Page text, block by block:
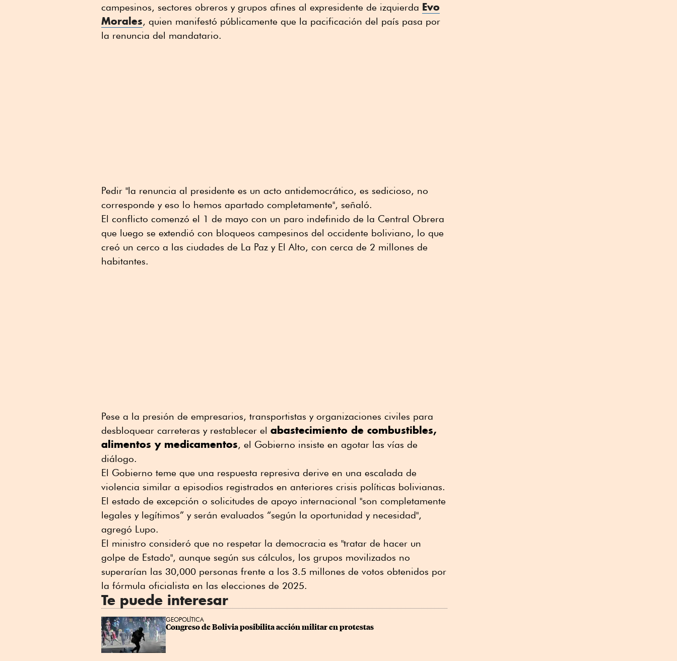
campesinos, sectores obreros y grupos afines al expresidente de izquierda Evo
Morales, quien manifestó públicamente que la pacificación del país pasa por
la renuncia del mandatario.
Pedir "la renuncia al presidente es un acto antidemocrático, es sedicioso, no
corresponde y eso lo hemos apartado completamente", señaló.
El conflicto comenzó el 1 de mayo con un paro indefinido de la Central Obrera
que luego se extendió con bloqueos campesinos del occidente boliviano, lo que
creó un cerco a las ciudades de La Paz y El Alto, con cerca de 2 millones de
habitantes.
Pese a la presión de empresarios, transportistas y organizaciones civiles para
desbloquear carreteras y restablecer el abastecimiento de combustibles,
alimentos y medicamentos, el Gobierno insiste en agotar las vías de
diálogo.
El Gobierno teme que una respuesta represiva derive en una escalada de
violencia similar a episodios registrados en anteriores crisis políticas bolivianas.
El estado de excepción o solicitudes de apoyo internacional "son completamente
legales y legítimos” y serán evaluados “según la oportunidad y necesidad",
agregó Lupo.
El ministro consideró ⁠que no respetar la democracia es "tratar de hacer un
⁠golpe de Estado", aunque según sus cálculos, los ⁠grupos movilizados no
superarían las 30,000 personas frente a los 3.5 millones de votos obtenidos por
la fórmula oficialista en ⁠las elecciones de 2025.
Te puede interesar
GEOPOLÍTICA
Congreso de Bolivia posibilita acción militar en protestas